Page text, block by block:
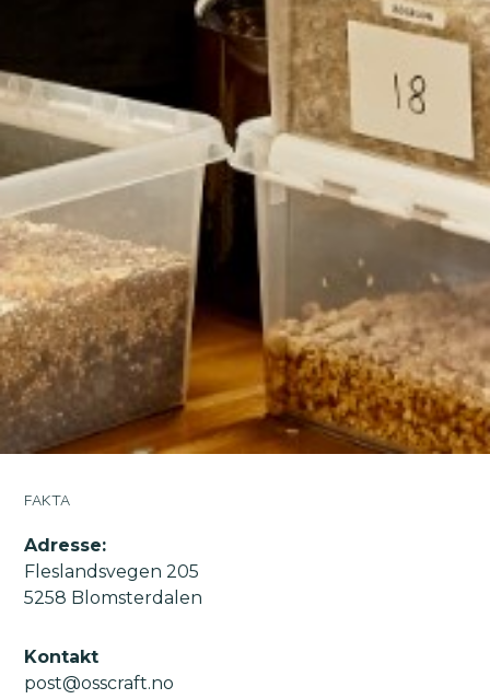
FAKTA
Adresse:
Fleslandsvegen 205
5258 Blomsterdalen
Kontakt
post@osscraft.no